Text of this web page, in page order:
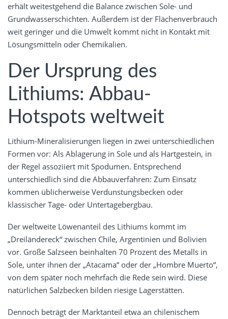
erhält weitestgehend die Balance zwischen Sole- und
Grundwasserschichten. Außerdem ist der Flächenverbrauch
weit geringer und die Umwelt kommt nicht in Kontakt mit
Lösungsmitteln oder Chemikalien.
Der Ursprung des
Lithiums: Abbau-
Hotspots weltweit
Lithium-Mineralisierungen liegen in zwei unterschiedlichen
Formen vor: Als Ablagerung in Sole und als Hartgestein, in
der Regel assoziiert mit Spodumen. Entsprechend
unterschiedlich sind die Abbauverfahren: Zum Einsatz
kommen üblicherweise Verdunstungsbecken oder
klassischer Tage- oder Untertagebergbau.
Der weltweite Löwenanteil des Lithiums kommt im
„Dreiländereck“ zwischen Chile, Argentinien und Bolivien
vor. Große Salzseen beinhalten 70 Prozent des Metalls in
Sole, unter ihnen der „Atacama“ oder der „Hombre Muerto“,
von dem später noch mehrfach die Rede sein wird. Diese
natürlichen Salzbecken bilden riesige Lagerstätten.
Dennoch beträgt der Marktanteil etwa an chilenischem